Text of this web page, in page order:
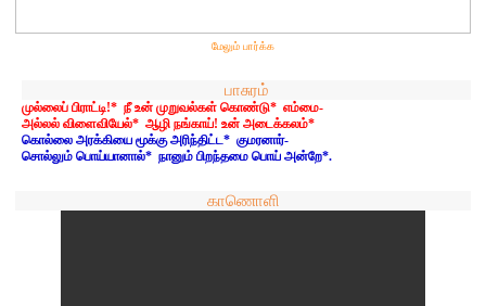
மேலும் பார்க்க
பாசுரம்
முல்லைப் பிராட்டி!* நீ உன் முறுவல்கள் கொண்டு* எம்மை-
அல்லல் விளைவியேல்* ஆழி நங்காய்! உன் அடைக்கலம்*
கொல்லை அரக்கியை மூக்கு அரிந்திட்ட* குமரனார்-
சொல்லும் பொய்யானால்* நானும் பிறந்தமை பொய் அன்றே*.
காணொளி